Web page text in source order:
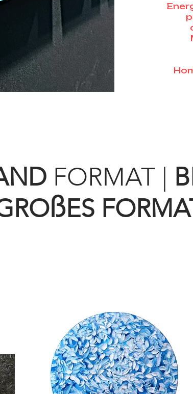
FORMAT |
ßES